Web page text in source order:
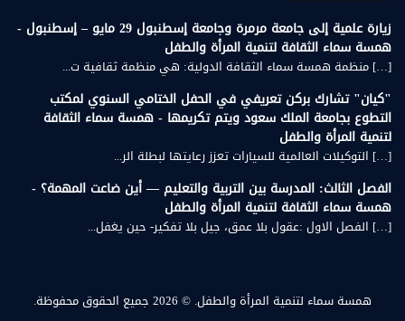
زيارة علمية إلى جامعة مرمرة وجامعة إسطنبول 29 مايو – إسطنبول -
همسة سماء الثقافة لتنمية المرأة والطفل
[…] منظمة همسة سماء الثقافة الدولية: هي منظمة ثقافية ت...
"كيان" تشارك بركن تعريفي في الحفل الختامي السنوي لمكتب
التطوع بجامعة الملك سعود ويتم تكريمها - همسة سماء الثقافة
لتنمية المرأة والطفل
[…] التوكيلات العالمية للسيارات تعزز رعايتها لبطلة الر...
الفصل الثالث: المدرسة بين التربية والتعليم — أين ضاعت المهمة؟ -
همسة سماء الثقافة لتنمية المرأة والطفل
[…] الفصل الاول :عقول بلا عمق، جيل بلا تفكير- حين يغفل...
همسة سماء لتنمية المرأة والطفل. © 2026 جميع الحقوق محفوظة.